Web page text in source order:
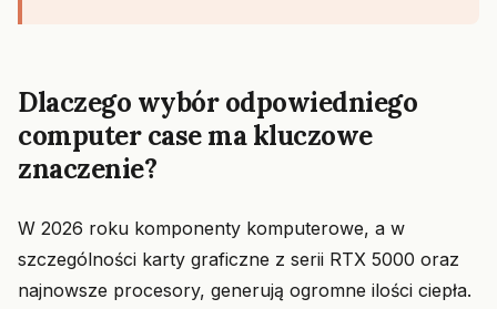
Dlaczego wybór odpowiedniego
computer case ma kluczowe
znaczenie?
W 2026 roku komponenty komputerowe, a w
szczególności karty graficzne z serii RTX 5000 oraz
najnowsze procesory, generują ogromne ilości ciepła.